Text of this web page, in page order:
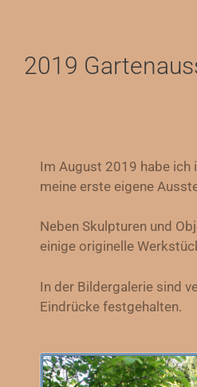
2019
Im August 2019 habe ich
meine erste eigene
Neben Skulpturen und
einige originelle
In der Bildergalerie sind
Eindrücke festgehalten.